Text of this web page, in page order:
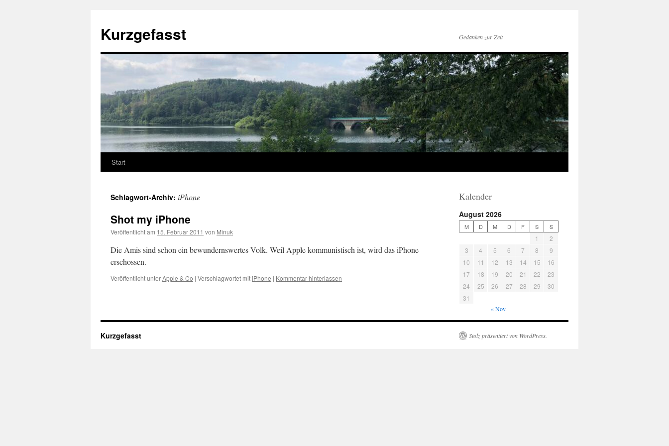
springen
Kurzgefasst Gedanken zur Zeit
Start
Schlagwort-Archiv: iPhone
Shot my iPhone
Veröffentlicht am 15. Februar 2011 von Minuk
Die Amis sind schon ein bewundernswertes Volk. Weil Apple kommunistisch ist, wird das iPhone
erschossen.
Veröffentlicht unterApple & Co | Verschlagwortet mitiPhone | Kommentar hinterlassen
Kalender
August 2026
M D M D F S S
1
2
3
4 5 6 7 8
9
10
11 12 13 14 15
16
17
18 19 20 21 22
23
24
25 26 27 28 29
30
31
« Nov.
Kurzgefasst Stolz präsentiert von WordPress.